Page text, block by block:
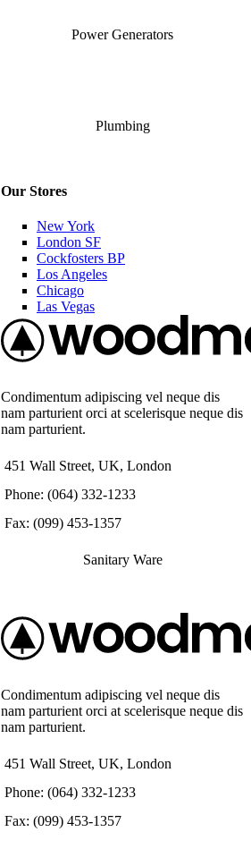
Power Generators
Plumbing
Our Stores
New York
London SF
Cockfosters BP
Los Angeles
Chicago
Las Vegas
Condimentum adipiscing vel neque dis
nam parturient orci at scelerisque neque dis
nam parturient.
451 Wall Street, UK, London
Phone: (064) 332-1233
Fax: (099) 453-1357
Sanitary Ware
Condimentum adipiscing vel neque dis
nam parturient orci at scelerisque neque dis
nam parturient.
451 Wall Street, UK, London
Phone: (064) 332-1233
Fax: (099) 453-1357